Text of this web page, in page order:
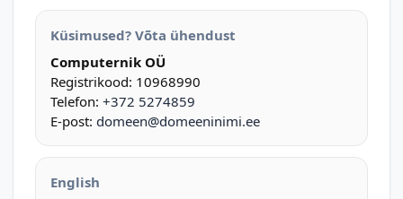
Küsimused? Võta ühendust
Computernik OÜ
Registrikood: 10968990
Telefon: +372 5274859
E-post: domeen@domeeninimi.ee
English